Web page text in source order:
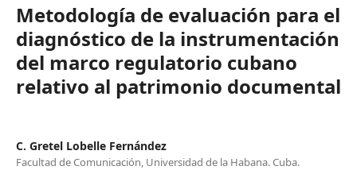
Metodología de evaluación para el
diagnóstico de la instrumentación
del marco regulatorio cubano
relativo al patrimonio documental
C. Gretel Lobelle Fernández
Facultad de Comunicación, Universidad de la Habana. Cuba.